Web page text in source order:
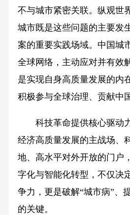
不与城市紧密关联。纵观世
城市既是这些问题的主要发
案的重要实践场域。中国城
全球网络，主动应对并有效
是实现自身高质量发展的内
积极参与全球治理、贡献中
科技革命提供核心驱动
经济高质量发展的主战场、
地、高水平对外开放的门户
字化与智能化转型，不仅决
争力，更是破解“城市病”、
的关键。